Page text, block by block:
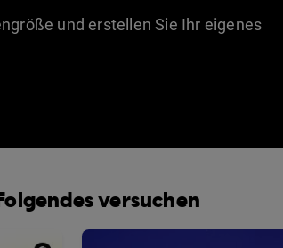
und erstellen Sie Ihr eigenes
versuchen